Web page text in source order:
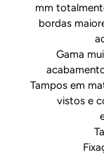
mm
bordas
Gama
Tampos em
vistos e